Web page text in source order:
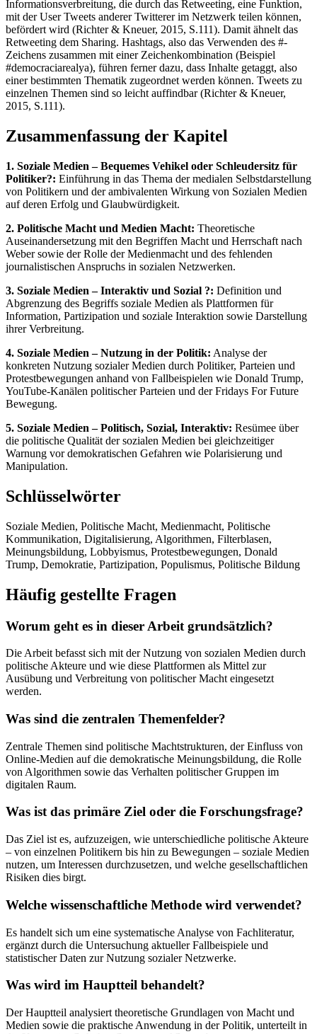
Informationsverbreitung, die durch das Retweeting, eine Funktion,
mit der User Tweets anderer Twitterer im Netzwerk teilen können,
befördert wird (Richter & Kneuer, 2015, S.111). Damit ähnelt das
Retweeting dem Sharing. Hashtags, also das Verwenden des #-
Zeichens zusammen mit einer Zeichenkombination (Beispiel
#democraciarealya), führen ferner dazu, dass Inhalte getaggt, also
einer bestimmten Thematik zugeordnet werden können. Tweets zu
einzelnen Themen sind so leicht auffindbar (Richter & Kneuer,
2015, S.111).
Zusammenfassung der Kapitel
1. Soziale Medien – Bequemes Vehikel oder Schleudersitz für
Politiker?: Einführung in das Thema der medialen Selbstdarstellung
von Politikern und der ambivalenten Wirkung von Sozialen Medien
auf deren Erfolg und Glaubwürdigkeit.
2. Politische Macht und Medien Macht: Theoretische
Auseinandersetzung mit den Begriffen Macht und Herrschaft nach
Weber sowie der Rolle der Medienmacht und des fehlenden
journalistischen Anspruchs in sozialen Netzwerken.
3. Soziale Medien – Interaktiv und Sozial ?: Definition und
Abgrenzung des Begriffs soziale Medien als Plattformen für
Information, Partizipation und soziale Interaktion sowie Darstellung
ihrer Verbreitung.
4. Soziale Medien – Nutzung in der Politik: Analyse der
konkreten Nutzung sozialer Medien durch Politiker, Parteien und
Protestbewegungen anhand von Fallbeispielen wie Donald Trump,
YouTube-Kanälen politischer Parteien und der Fridays For Future
Bewegung.
5. Soziale Medien – Politisch, Sozial, Interaktiv: Resümee über
die politische Qualität der sozialen Medien bei gleichzeitiger
Warnung vor demokratischen Gefahren wie Polarisierung und
Manipulation.
Schlüsselwörter
Soziale Medien, Politische Macht, Medienmacht, Politische
Kommunikation, Digitalisierung, Algorithmen, Filterblasen,
Meinungsbildung, Lobbyismus, Protestbewegungen, Donald
Trump, Demokratie, Partizipation, Populismus, Politische Bildung
Häufig gestellte Fragen
Worum geht es in dieser Arbeit grundsätzlich?
Die Arbeit befasst sich mit der Nutzung von sozialen Medien durch
politische Akteure und wie diese Plattformen als Mittel zur
Ausübung und Verbreitung von politischer Macht eingesetzt
werden.
Was sind die zentralen Themenfelder?
Zentrale Themen sind politische Machtstrukturen, der Einfluss von
Online-Medien auf die demokratische Meinungsbildung, die Rolle
von Algorithmen sowie das Verhalten politischer Gruppen im
digitalen Raum.
Was ist das primäre Ziel oder die Forschungsfrage?
Das Ziel ist es, aufzuzeigen, wie unterschiedliche politische Akteure
– von einzelnen Politikern bis hin zu Bewegungen – soziale Medien
nutzen, um Interessen durchzusetzen, und welche gesellschaftlichen
Risiken dies birgt.
Welche wissenschaftliche Methode wird verwendet?
Es handelt sich um eine systematische Analyse von Fachliteratur,
ergänzt durch die Untersuchung aktueller Fallbeispiele und
statistischer Daten zur Nutzung sozialer Netzwerke.
Was wird im Hauptteil behandelt?
Der Hauptteil analysiert theoretische Grundlagen von Macht und
Medien sowie die praktische Anwendung in der Politik, unterteilt in